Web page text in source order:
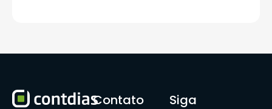
Contato
Siga